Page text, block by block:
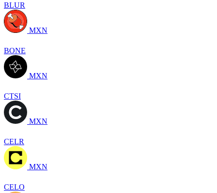
BLUR
MXN
BONE
MXN
CTSI
MXN
CELR
MXN
CELO